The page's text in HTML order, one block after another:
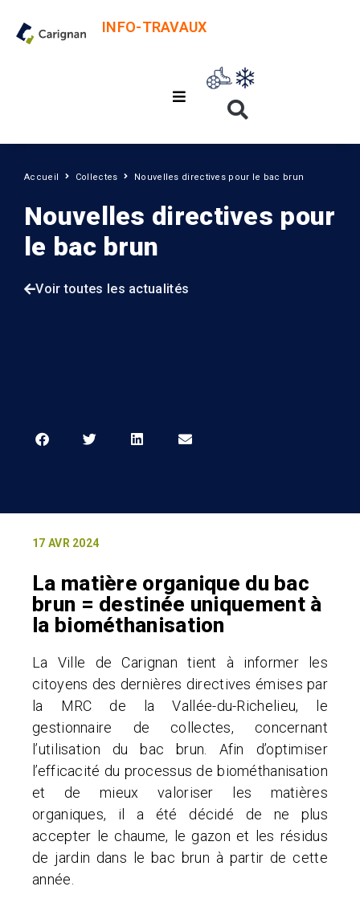
INFO-TRAVAUX
Accueil Collectes Nouvelles directives pour le bac brun
Nouvelles directives pour
le bac brun
Voir toutes les actualités
17 AVR 2024
La matière organique du bac
brun = destinée uniquement à
la biométhanisation
La Ville de Carignan tient à informer les
citoyens des dernières directives émises par
la MRC de la Vallée-du-Richelieu, le
gestionnaire de collectes, concernant
l’utilisation du bac brun. Afin d’optimiser
l’efficacité du processus de biométhanisation
et de mieux valoriser les matières
organiques, il a été décidé de ne plus
accepter le chaume, le gazon et les résidus
de jardin dans le bac brun à partir de cette
année.